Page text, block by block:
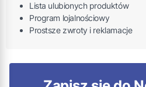
Lista ulubionych produktów
Program lojalnościowy
Prostsze zwroty i reklamacje